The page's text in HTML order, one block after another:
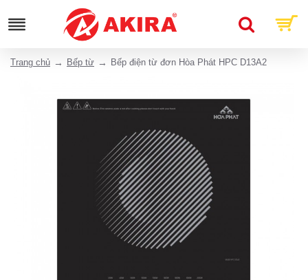
Trang chủ Bếp từ Bếp điện từ đơn Hòa Phát HPC D13A2